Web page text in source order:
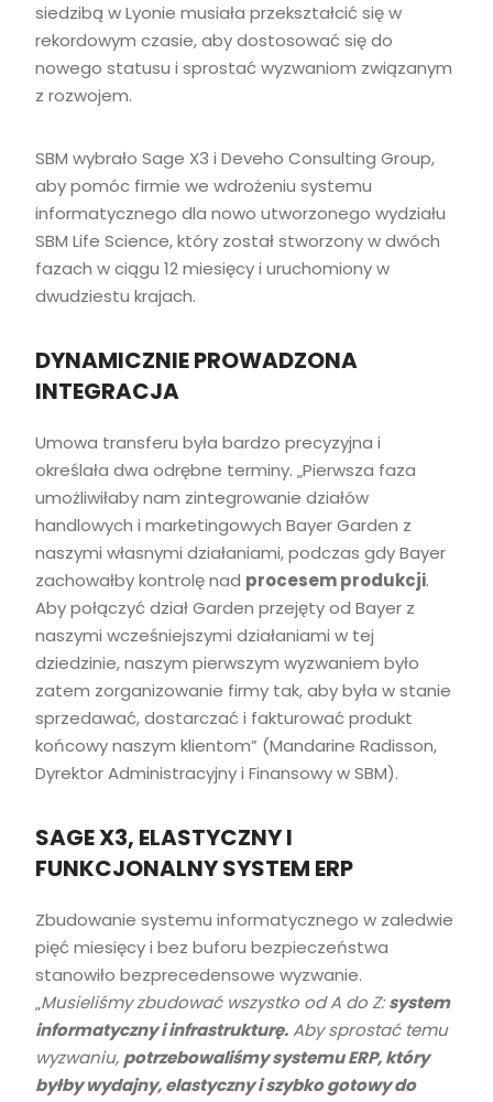
siedzibą w Lyonie musiała przekształcić się w
rekordowym czasie, aby dostosować się do
nowego statusu i sprostać wyzwaniom związanym
z rozwojem.
SBM wybrało Sage X3 i Deveho Consulting Group,
aby pomóc firmie we wdrożeniu systemu
informatycznego dla nowo utworzonego wydziału
SBM Life Science, który został stworzony w dwóch
fazach w ciągu 12 miesięcy i uruchomiony w
dwudziestu krajach.
DYNAMICZNIE PROWADZONA
INTEGRACJA
Umowa transferu była bardzo precyzyjna i
określała dwa odrębne terminy. „Pierwsza faza
umożliwiłaby nam zintegrowanie działów
handlowych i marketingowych Bayer Garden z
naszymi własnymi działaniami, podczas gdy Bayer
zachowałby kontrolę nad procesem produkcji.
Aby połączyć dział Garden przejęty od Bayer z
naszymi wcześniejszymi działaniami w tej
dziedzinie, naszym pierwszym wyzwaniem było
zatem zorganizowanie firmy tak, aby była w stanie
sprzedawać, dostarczać i fakturować produkt
końcowy naszym klientom” (Mandarine Radisson,
Dyrektor Administracyjny i Finansowy w SBM).
SAGE X3, ELASTYCZNY I
FUNKCJONALNY SYSTEM ERP
Zbudowanie systemu informatycznego w zaledwie
pięć miesięcy i bez buforu bezpieczeństwa
stanowiło bezprecedensowe wyzwanie.
„Musieliśmy zbudować wszystko od A do Z:system
informatyczny i infrastrukturę.Aby sprostać temu
wyzwaniu,potrzebowaliśmy systemu ERP, który
byłby wydajny, elastyczny i szybko gotowy do